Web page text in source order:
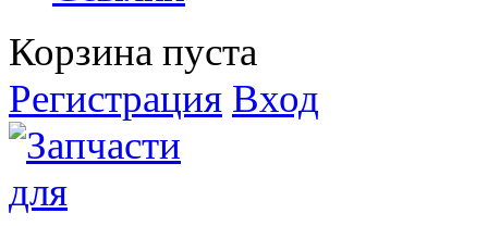
Корзина пуста
Регистрация Вход